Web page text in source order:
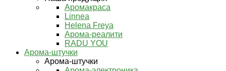
Аромакраса
Linnea
Helena Freya
Арома-реалити
RADU YOU
Арома-штучки
Арома-штучки